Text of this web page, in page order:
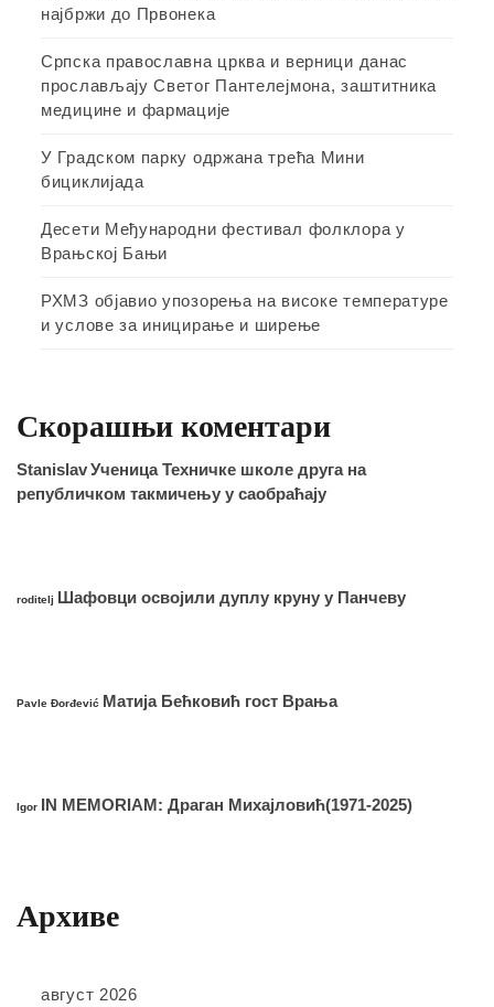
најбржи до Првонека
Српска православна црква и верници данас
прослављају Светог Пантелејмона, заштитника
медицине и фармације
У Градском парку одржана трећа Мини
бициклијада
Десети Међународни фестивал фолклора у
Врањској Бањи
РХМЗ објавио упозорења на високе температуре
и услове за иницирање и ширење
Скорашњи коментари
StanislavУченица Техничке школе друга на
републичком такмичењу у саобраћају
roditelj Шафовци освојили дуплу круну у Панчеву
Pavle Đorđević Матија Бећковић гост Врања
Igor IN MEMORIAM: Драган Михајловић(1971-2025)
Архиве
август 2026